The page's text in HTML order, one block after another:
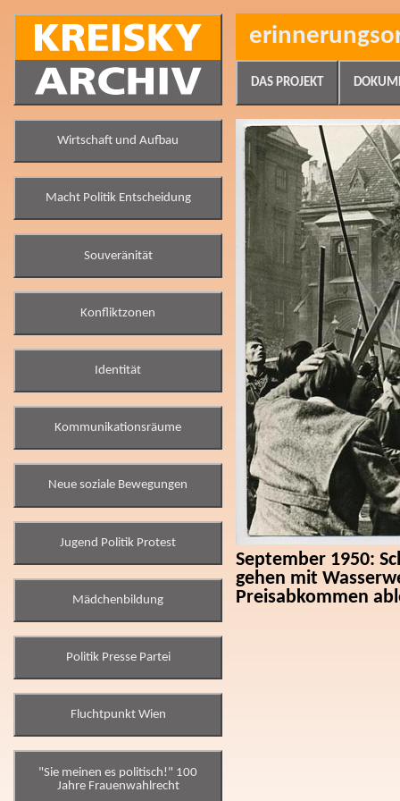
DAS PROJEKT
Wirtschaft und Aufbau
Macht Politik Entscheidung
Souveränität
Konfliktzonen
Identität
Kommunikationsräume
Neue soziale Bewegungen
Jugend Politik Protest
Mädchenbildung
Politik Presse Partei
Fluchtpunkt Wien
"Sie meinen es politisch!" 100
Jahre Frauenwahlrecht
September 1950:
gehen mit
Preisabkommen